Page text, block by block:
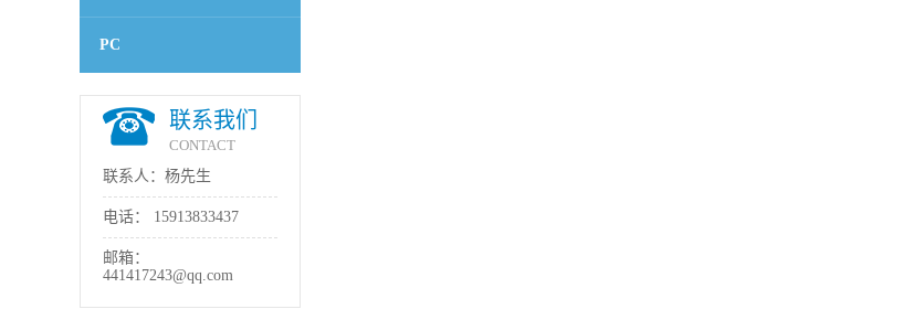
PC
联系我们
CONTACT
联系人：杨先生
电话： 15913833437
邮箱：
441417243@qq.com